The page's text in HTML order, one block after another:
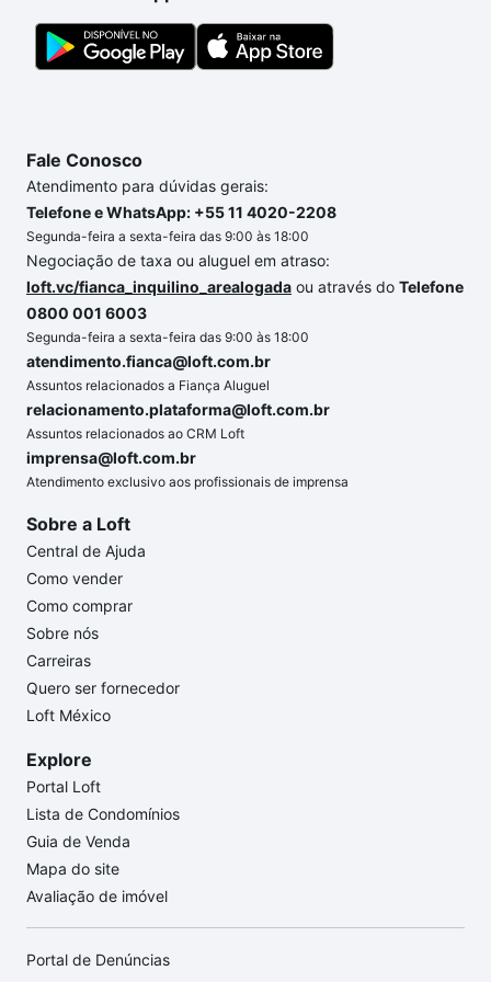
gente para comprar o imóvel dos seus sonhos com
segurança e conforto. Loft, com você até as
Fale Conosco
Atendimento para dúvidas gerais:
Telefone e WhatsApp: +55 11 4020-2208
Segunda-feira a sexta-feira das 9:00 às 18:00
Negociação de taxa ou aluguel em atraso:
loft.vc/fianca_inquilino_arealogada ou através do Telefone
0800 001 6003
Segunda-feira a sexta-feira das 9:00 às 18:00
atendimento.fianca@loft.com.br
Assuntos relacionados a Fiança Aluguel
relacionamento.plataforma@loft.com.br
Assuntos relacionados ao CRM Loft
imprensa@loft.com.br
Atendimento exclusivo aos profissionais de imprensa
Sobre a Loft
Central de Ajuda
Como vender
Como comprar
Sobre nós
Carreiras
Quero ser fornecedor
Loft México
Explore
Portal Loft
Lista de Condomínios
Guia de Venda
Mapa do site
Avaliação de imóvel
Portal de Denúncias